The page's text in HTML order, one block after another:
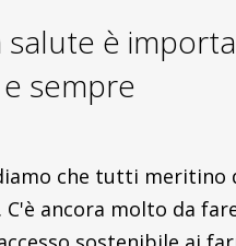
salute è
sempre
che tutti meritino
C'è ancora molto da